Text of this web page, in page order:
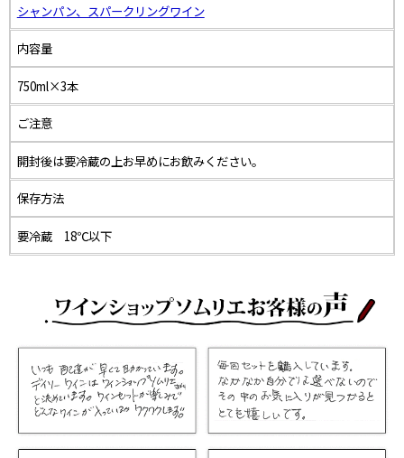
シャンパン、スパークリングワイン
内容量
750ml×3本
ご注意
開封後は要冷蔵の上お早めにお飲みください。
保存方法
要冷蔵 18℃以下